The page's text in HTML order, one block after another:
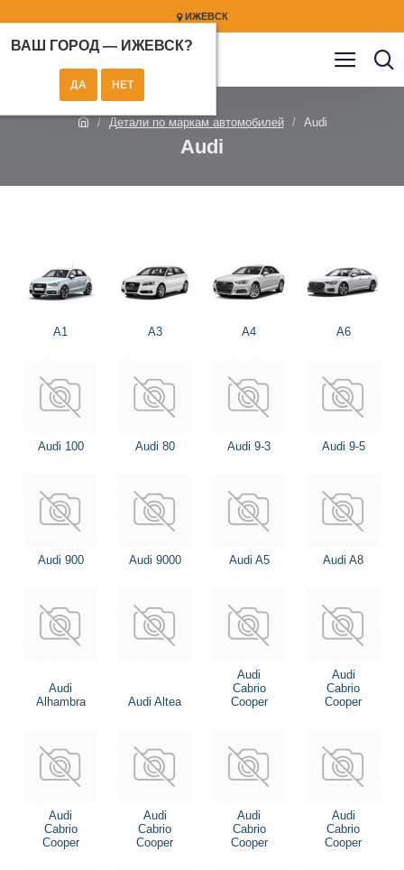
ИЖЕВСК
ВАШ ГОРОД — ИЖЕВСК?
Детали по маркам автомобилей Audi
Audi
A1 A3 A4 A6
Audi 100 Audi 80 Audi 9-3 Audi 9-5
Audi 900 Audi 9000 Audi A5 Audi A8
Audi
Alhambra
Audi Altea
Audi
Cabrio
Cooper
Audi
Cabrio
Cooper
Audi
Cabrio
Cooper
Audi
Cabrio
Cooper
Audi
Cabrio
Cooper
Audi
Cabrio
Cooper